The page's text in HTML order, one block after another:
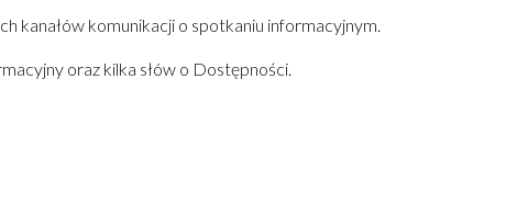
komunikacji o spotkaniu informacyjnym.
oraz kilka słów o Dostępności.